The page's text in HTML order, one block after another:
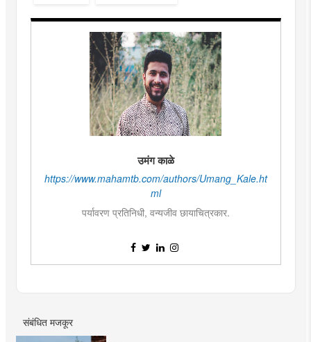
उमंग काळे
https://www.mahamtb.com/authors/Umang_Kale.ht
ml
पर्यावरण प्रतिनिधी, वन्यजीव छायाचित्रकार.
जंगलात फिरून विविध जीव कॅमेरात कैद करण्याची आवड, मध्य
भारतातील बहुतांश जंगलात फिरण्याचा अनुभव. रामनारायण रुईया
संबंधित मजकूर